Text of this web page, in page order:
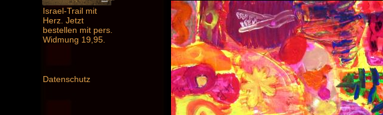
Israel-Trail mit
Herz. Jetzt
bestellen mit pers.
Widmung 19,95.
Datenschutz